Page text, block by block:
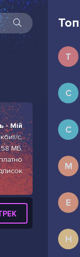
- Мій
с,
МБ,
Т
С
С
M
E
Н